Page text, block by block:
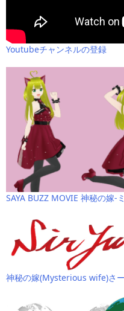
Youtubeチャンネルの登録
SAYA BUZZ MOVIE 神秘の嫁-
神秘の嫁(Mysterious wife)さ